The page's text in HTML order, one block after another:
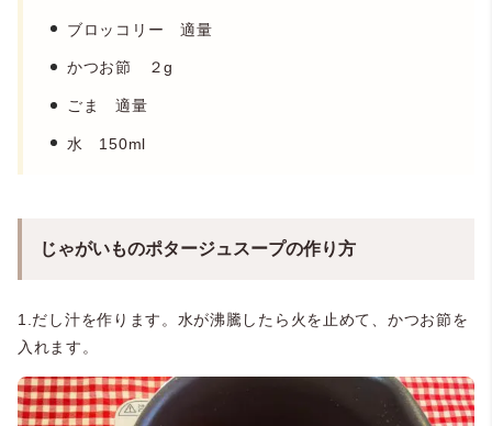
ブロッコリー 適量
かつお節 ２g
ごま 適量
水 150ml
じゃがいものポタージュスープの作り方
1.だし汁を作ります。水が沸騰したら火を止めて、かつお節を
入れます。